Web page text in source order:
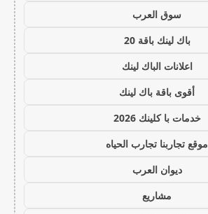
سوق العرب
باك لينك باقة 20
اعلانات الباك لينك
أقوى باقة باك لينك
خدمات با كلينك 2026
موقع تجاربنا تجارب الحياه
ديوان العرب
مشاريع